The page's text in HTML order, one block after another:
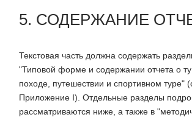
5. СОДЕРЖАНИЕ
Текстовая часть должна содержать
"Типовой форме и содержании отчета о
походе, путешествии и спортивном туре"
Приложение I). Отдельные разделы
рассматриваются ниже, а также в